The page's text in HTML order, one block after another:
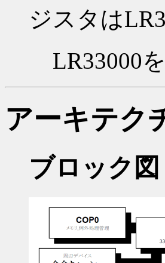
ジスタは
LR33000
アーキテク
ブロック図